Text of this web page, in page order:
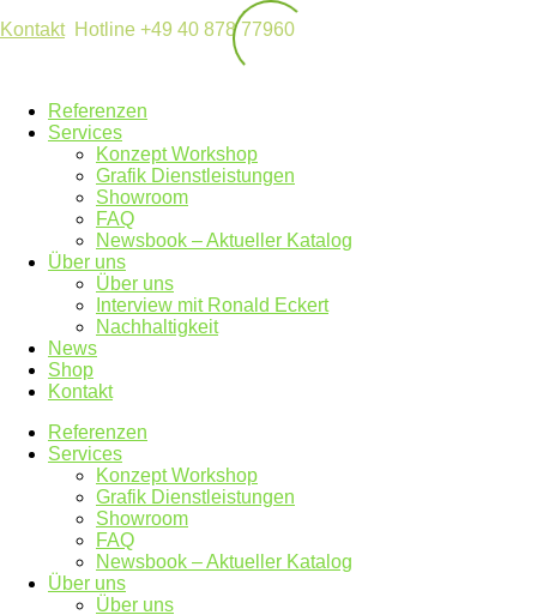
KontaktHotline +49 40 878 77960
Referenzen
Services
Konzept Workshop
Grafik Dienstleistungen
Showroom
FAQ
Newsbook – Aktueller Katalog
Über uns
Über uns
Interview mit Ronald Eckert
Nachhaltigkeit
News
Shop
Kontakt
Referenzen
Services
Konzept Workshop
Grafik Dienstleistungen
Showroom
FAQ
Newsbook – Aktueller Katalog
Über uns
Über uns